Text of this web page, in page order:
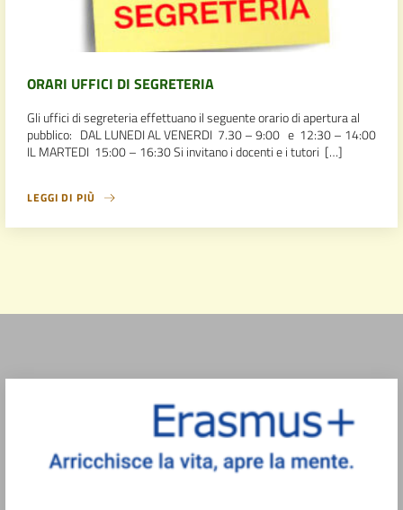
ORARI UFFICI DI SEGRETERIA
Gli uffici di segreteria effettuano il seguente orario di apertura al
pubblico: DAL LUNEDI AL VENERDI 7.30 – 9:00 e 12:30 – 14:00
IL MARTEDI 15:00 – 16:30 Si invitano i docenti e i tutori […]
LEGGI DI PIÙ